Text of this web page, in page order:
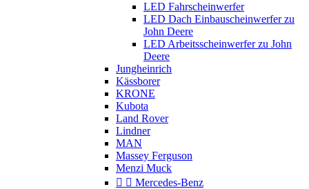
LED Fahrscheinwerfer
LED Dach Einbauscheinwerfer zu
John Deere
LED Arbeitsscheinwerfer zu John
Deere
Jungheinrich
Kässborer
KRONE
Kubota
Land Rover
Lindner
MAN
Massey Ferguson
Menzi Muck
  Mercedes-Benz